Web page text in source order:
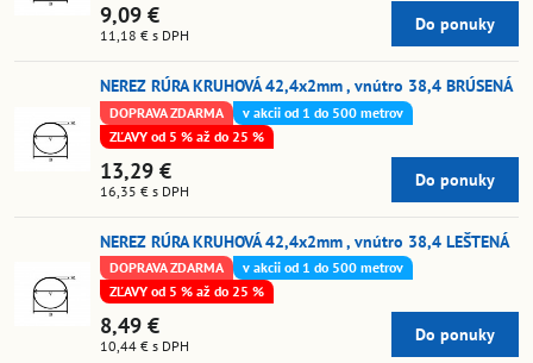
9,09 €
11,18 € s DPH
Do ponuky
NEREZ RÚRA KRUHOVÁ 42,4x2mm , vnútro 38,4 BRÚSENÁ
DOPRAVA ZDARMA
v akcii od 1 do 500 metrov
ZĽAVY od 5 % až do 25 %
13,29 €
16,35 € s DPH
Do ponuky
NEREZ RÚRA KRUHOVÁ 42,4x2mm , vnútro 38,4 LEŠTENÁ
DOPRAVA ZDARMA
v akcii od 1 do 500 metrov
ZĽAVY od 5 % až do 25 %
8,49 €
10,44 € s DPH
Do ponuky